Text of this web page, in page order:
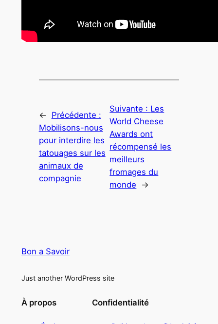
←
Précédente :
Mobilisons-nous
pour interdire les
tatouages sur les
animaux de
compagnie
Suivante : Les
World Cheese
Awards ont
récompensé les
meilleurs
fromages du
monde
→
Bon a Savoir
Just another WordPress site
À propos Confidentialité